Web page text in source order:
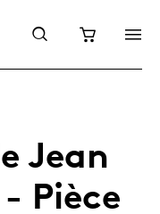
Jean
Pièce